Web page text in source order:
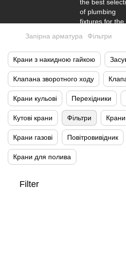
Запірна арматура Фільтри
Крани з накидною гайкою
Клапана зворотного ходу
Крани кульові Перехідники
Кутові крани Фільтри Крани
Крани газові Повітровивідник
Крани для полива
Filter